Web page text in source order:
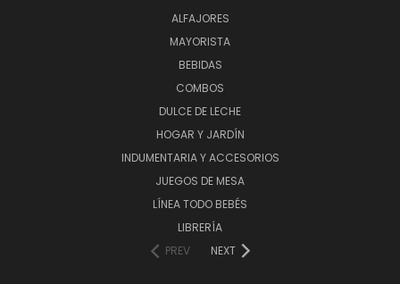
ALFAJORES
MAYORISTA
BEBIDAS
COMBOS
DULCE DE LECHE
HOGAR Y JARDÍN
INDUMENTARIA Y ACCESORIOS
JUEGOS DE MESA
LÍNEA TODO BEBÉS
LIBRERÍA
PREV
NEXT